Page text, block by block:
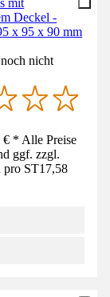
Deckel -
x 95 x 90 mm
nicht
* Alle Preise
ggf. zzgl.
pro ST17,58